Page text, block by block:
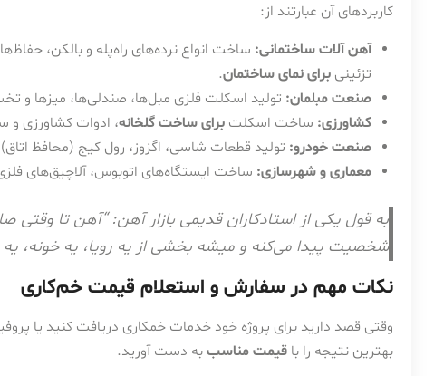
کاربردهای آن عبارتند از:
آهن آلات ساختمانی: ساخت انواع نرده‌های راه‌پله و بالکن،
تزئینی برای نمای ساختمان.
صنعت مبلمان: تولید اسکلت فلزی مبل‌ها، صندلی‌ها، میزها و
کشاورزی: ساخت اسکلت برای ساخت گلخانه، ادوات کشاورزی و
صنعت خودرو: تولید قطعات شاسی، اگزوز، رول کیج (محافظ اتاق)
معماری و شهرسازی: ساخت ایستگاه‌های اتوبوس، آلاچیق‌های
به قول یکی از استادکاران قدیمی بازار آهن: “آهن تا وقتی
شخصیت پیدا می‌کنه و میشه بخشی از یه رویا، یه خونه، یه
نکات مهم در سفارش و استعلام قیمت خم‌کاری
وقتی قصد دارید برای پروژه خود خدمات خمکاری دریافت کنید یا
بهترین نتیجه را با قیمت مناسببه دست آورید.